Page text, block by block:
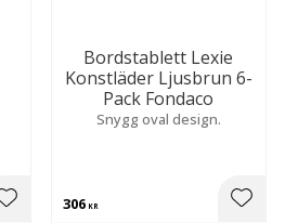
Lägg till i favoriter
Bordstablett Lexie
Konstläder Ljusbrun 6-
Pack Fondaco
Snygg oval design.
306KR Lägg